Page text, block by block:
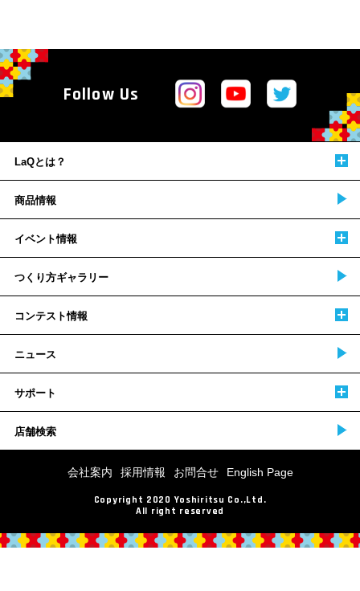
Follow Us
LaQとは？
商品情報
イベント情報
つくり方ギャラリー
コンテスト情報
ニュース
サポート
店舗検索
会社案内 採用情報 お問合せ English Page
Copyright 2020 Yoshiritsu Co.,Ltd.
All right reserved